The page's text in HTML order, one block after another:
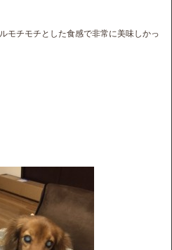
モチモチとした食感で非常に美味しかっ